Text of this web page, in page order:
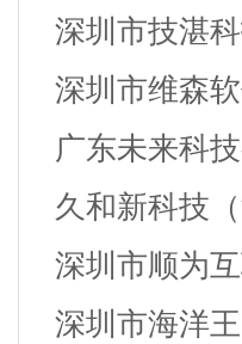
深圳市技湛
深圳市维森
广东未来科
久和新科技
深圳市顺为
深圳市海洋